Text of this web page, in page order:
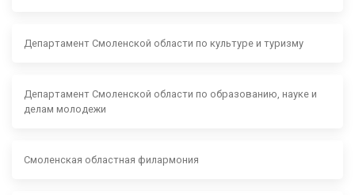
Департамент Смоленской области по культуре и туризму
Департамент Смоленской области по образованию, науке и
делам молодежи
Смоленская областная филармония